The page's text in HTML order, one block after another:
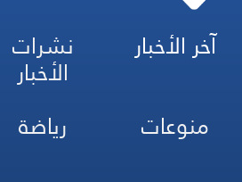
آخر الأخبار نشرات
الأخبار
منوعات
رياضة